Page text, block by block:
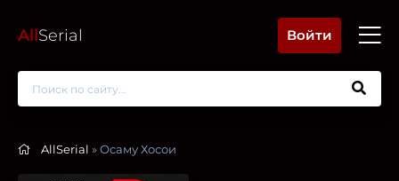
AllSerial Войти
AllSerial » Осаму Хосои